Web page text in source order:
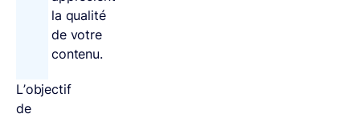
la qualité
de votre
contenu.
L’objectif
de